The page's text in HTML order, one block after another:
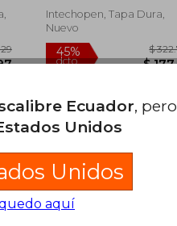
Intechopen, Tapa Dura,
Nuevo
Ecuador, pero
Unidos
Unidos
aquí